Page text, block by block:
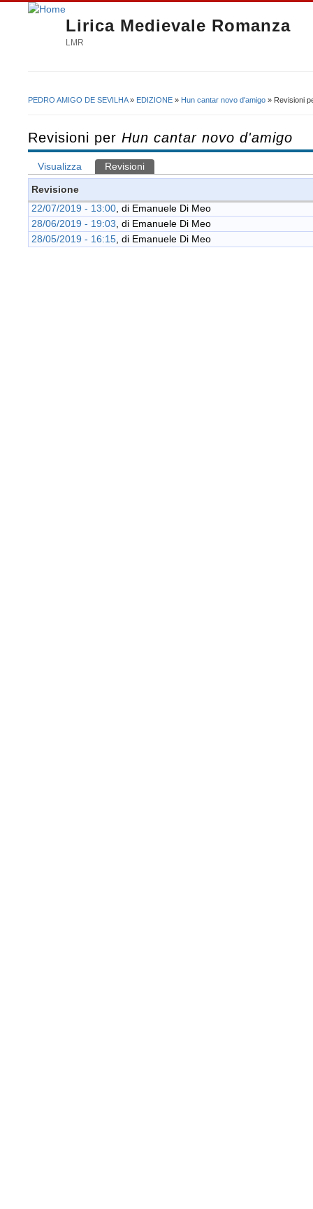
Lirica Medievale Romanza
LMR
PEDRO AMIGO DE SEVILHA» EDIZIONE » Hun cantar novo d'amigo » Revisioni
Revisioni per Hun cantar novo d'amigo
Schede primarie
Visualizza Revisioni
Revisione
22/07/2019 - 13:00 , di Emanuele Di Meo
28/06/2019 - 19:03 , di Emanuele Di Meo
28/05/2019 - 16:15 , di Emanuele Di Meo